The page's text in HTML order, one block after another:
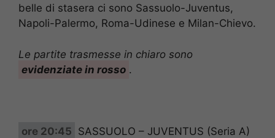
belle di stasera ci sono Sassuolo-Juventus,
Napoli-Palermo, Roma-Udinese e Milan-Chievo.
Le partite trasmesse in chiaro sono
evidenziate in rosso .
ore 20:45 SASSUOLO – JUVENTUS (Seria A)